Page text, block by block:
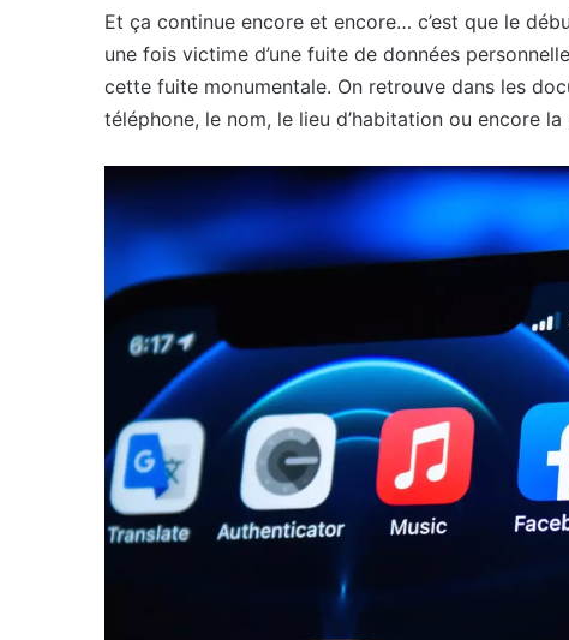
Et ça continue encore et encore… c’est que le
une fois victime d’une fuite de données
cette fuite monumentale. On retrouve dans les
téléphone, le nom, le lieu d’habitation ou encore